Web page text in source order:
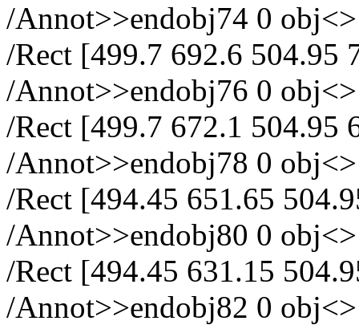
/Annot>>endobj74 0
/Rect [499.7 692.6 504.95
/Annot>>endobj76 0
/Rect [499.7 672.1 504.95
/Annot>>endobj78 0
/Rect [494.45 651.65
/Annot>>endobj80 0
/Rect [494.45 631.15
/Annot>>endobj82 0